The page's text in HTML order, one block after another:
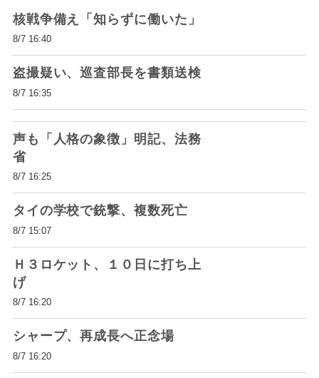
核戦争備え「知らずに働いた」
8/7 16:40
盗撮疑い、巡査部長を書類送検
8/7 16:35
声も「人格の象徴」明記、法務
省
8/7 16:25
タイの学校で銃撃、複数死亡
8/7 15:07
Ｈ３ロケット、１０日に打ち上
げ
8/7 16:20
シャープ、再成長へ正念場
8/7 16:20